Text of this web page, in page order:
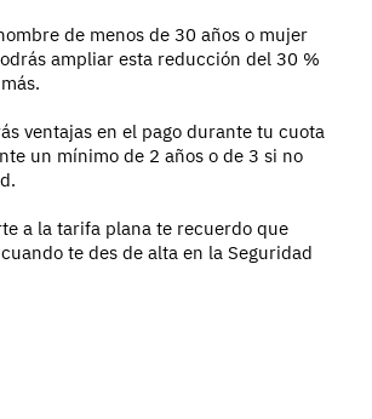
de menos de 30 años o mujer
ampliar esta reducción del 30 %
ventajas en el pago durante tu cuota
un mínimo de 2 años o de 3 si no
a la tarifa plana te recuerdo que
te des de alta en la Seguridad